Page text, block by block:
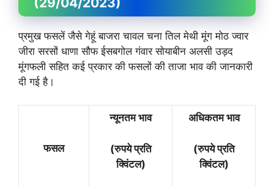
प्रमुख फसलें जैसे गेहूं बाजरा चावल चना तिल मेथी मूंग मोठ ज्वार
जीरा सरसों धाणा सौफ ईसबगोल गंवार सोयाबीन अलसी उड़द
मूंगफली सहित कई प्रकार की फसलों की ताजा भाव की जानकारी
दी गई है।
फसल
न्यूनतम भाव
(रुपये प्रति
क्विंटल)
अधिकतम भाव
(रुपये प्रति
क्विंटल)